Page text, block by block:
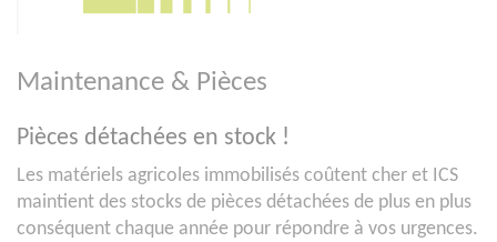
Maintenance & Pièces
Pièces détachées en stock !
Les matériels agricoles immobilisés coûtent cher et ICS
maintient des stocks de pièces détachées de plus en plus
conséquent chaque année pour répondre à vos urgences.